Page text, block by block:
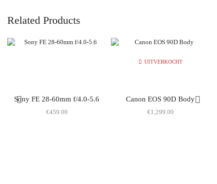
Related Products
Sony FE 28-60mm f/4.0-5.6
€459.00
UITVERKOCHT
Canon EOS 90D Body
€1,299.00